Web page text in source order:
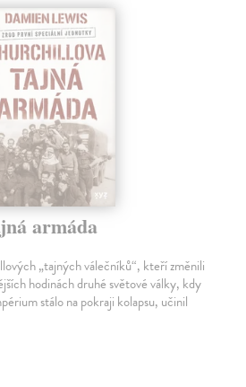
armáda
„tajných válečníků“, kteří změnili
hodinách druhé světové války, kdy
stálo na pokraji kolapsu, učinil